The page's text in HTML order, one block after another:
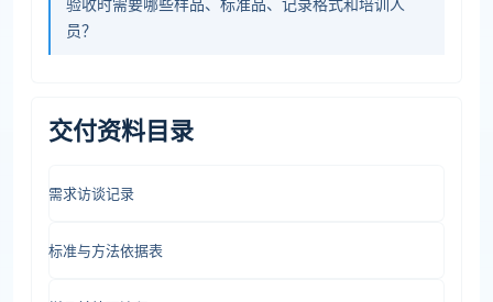
员？
交付资料目录
需求访谈记录
标准与方法依据表